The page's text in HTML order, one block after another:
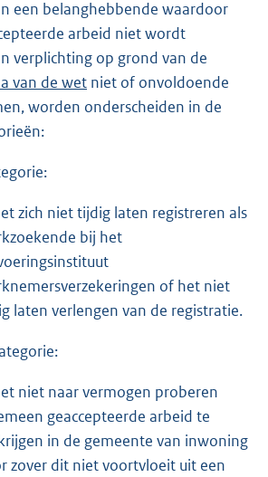
een belanghebbende waardoor
arbeid niet wordt
verplichting op grond van de
van de wet niet of onvoldoende
worden onderscheiden in de
zich niet tijdig laten registreren als
bij het
of het niet
laten verlengen van de registratie.
niet naar vermogen proberen
geaccepteerde arbeid te
in de gemeente van inwoning
zover dit niet voortvloeit uit een